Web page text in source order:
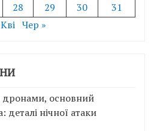
28 29 30
31
Чер »
дронами, основний
нічної атаки